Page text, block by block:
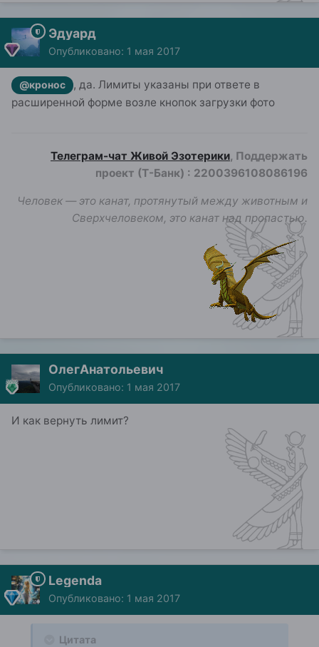
Эдуард
Опубликовано: 1 мая 2017
@кронос
, да. Лимиты указаны при ответе в
расширенной форме возле кнопок загрузки фото
Телеграм-чат Живой Эзотерики, Поддержать
проект (Т-Банк) : 2200396108086196
Человек — это канат, протянутый между животным и
Сверхчеловеком, это канат над пропастью.
ОлегАнатольевич
Опубликовано: 1 мая 2017
И как вернуть лимит?
Legenda
Опубликовано: 1 мая 2017
Цитата